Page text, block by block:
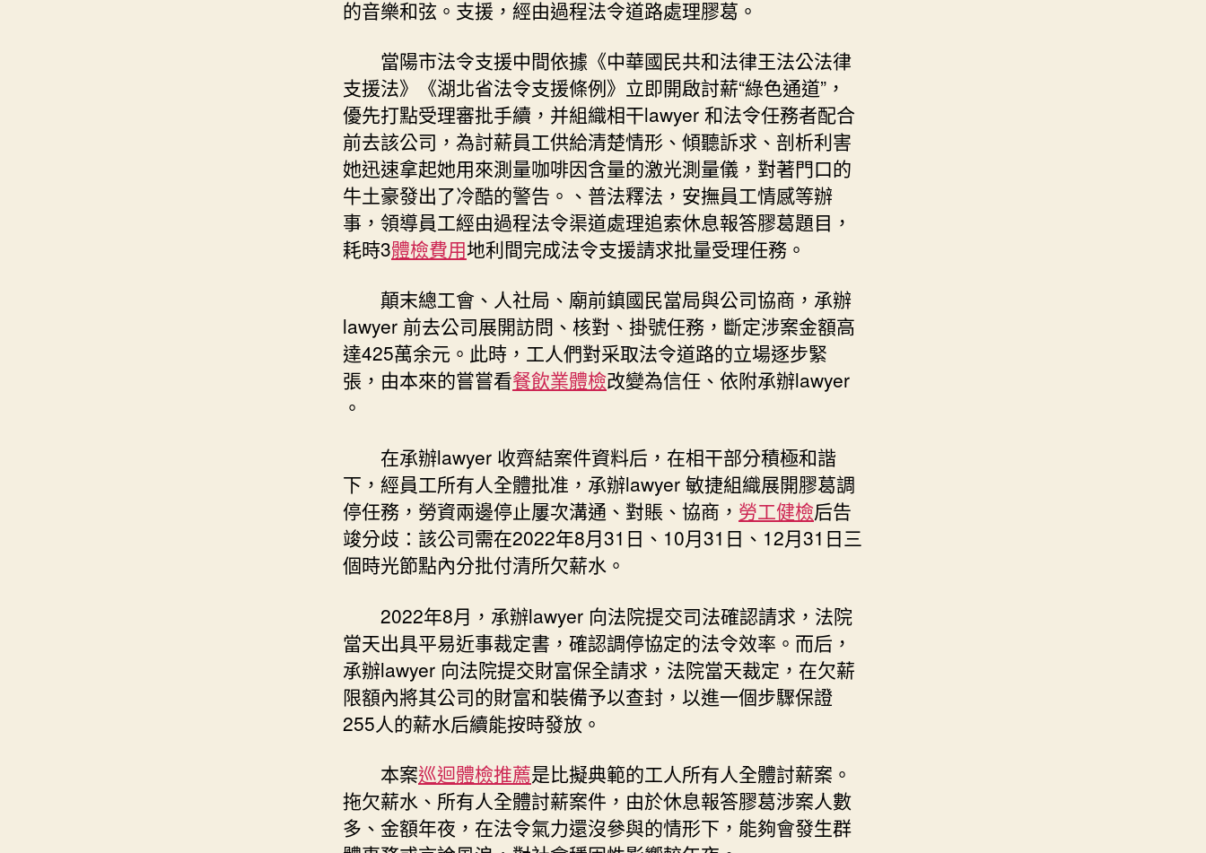
的音樂和弦。支援，經由過程法令道路處理膠葛。
當陽市法令支援中間依據《中華國民共和法律王法公法律
支援法》《湖北省法令支援條例》立即開啟討薪“綠色通道”，
優先打點受理審批手續，并組織相干lawyer 和法令任務者配合
前去該公司，為討薪員工供給清楚情形、傾聽訴求、剖析利害
她迅速拿起她用來測量咖啡因含量的激光測量儀，對著門口的
牛土豪發出了冷酷的警告。、普法釋法，安撫員工情感等辦
事，領導員工經由過程法令渠道處理追索休息報答膠葛題目，
耗時3體檢費用地利間完成法令支援請求批量受理任務。
顛末總工會、人社局、廟前鎮國民當局與公司協商，承辦
lawyer 前去公司展開訪問、核對、掛號任務，斷定涉案金額高
達425萬余元。此時，工人們對采取法令道路的立場逐步緊
張，由本來的嘗嘗看餐飲業體檢改變為信任、依附承辦lawyer
。
在承辦lawyer 收齊結案件資料后，在相干部分積極和諧
下，經員工所有人全體批准，承辦lawyer 敏捷組織展開膠葛調
停任務，勞資兩邊停止屢次溝通、對賬、協商， 勞工健檢后告
竣分歧：該公司需在2022年8月31日、10月31日、12月31日三
個時光節點內分批付清所欠薪水。
2022年8月，承辦lawyer 向法院提交司法確認請求，法院
當天出具平易近事裁定書，確認調停協定的法令效率。而后，
承辦lawyer 向法院提交財富保全請求，法院當天裁定，在欠薪
限額內將其公司的財富和裝備予以查封，以進一個步驟保證
255人的薪水后續能按時發放。
本案巡迴體檢推薦是比擬典範的工人所有人全體討薪案。
拖欠薪水、所有人全體討薪案件，由於休息報答膠葛涉案人數
多、金額年夜，在法令氣力還沒參與的情形下，能夠會發生群